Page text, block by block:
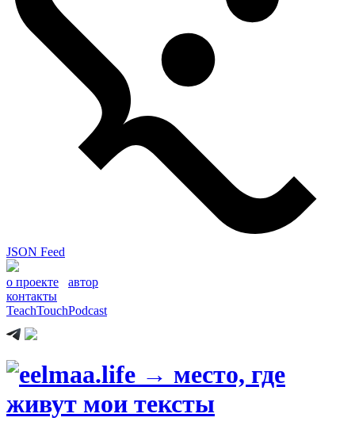
JSON Feed
о проекте
автор
контакты
TeachTouchPodcast